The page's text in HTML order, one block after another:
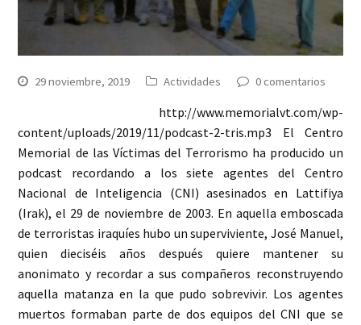
29 noviembre, 2019 Actividades 0 comentarios
http://www.memorialvt.com/wp-
content/uploads/2019/11/podcast-2-tris.mp3 El Centro
Memorial de las Víctimas del Terrorismo ha producido un
podcast recordando a los siete agentes del Centro
Nacional de Inteligencia (CNI) asesinados en Lattifiya
(Irak), el 29 de noviembre de 2003. En aquella emboscada
de terroristas iraquíes hubo un superviviente, José Manuel,
quien dieciséis años después quiere mantener su
anonimato y recordar a sus compañeros reconstruyendo
aquella matanza en la que pudo sobrevivir. Los agentes
muertos formaban parte de dos equipos del CNI que se